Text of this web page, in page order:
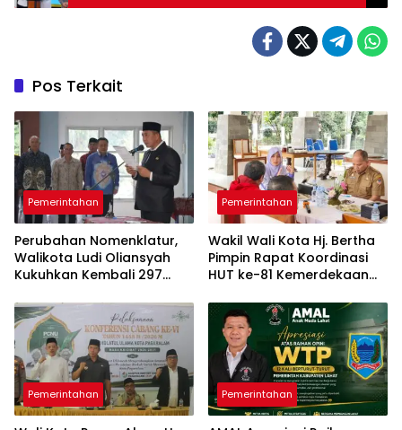
Pemerintah
Pos Terkait
Pemerintahan
Perubahan Nomenklatur,
Walikota Ludi Oliansyah
Kukuhkan Kembali 297
Alam
Pemerintahan
Wakil Wali Kota Hj. Bertha
Pimpin ​Rapat Koordinasi
HUT ke-81 Kemerdekaan
Pemerintahan Pemerintahan